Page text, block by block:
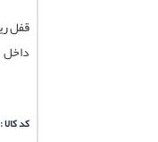
داخل
کد کالا : 5702